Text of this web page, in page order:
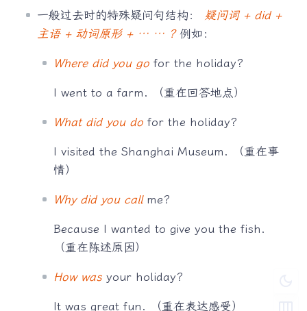
一般过去时的特殊疑问句结构： 疑问词 + did +
主语 + 动词原形 + … … ?例如：
Where did you go for the holiday?
I went to a farm. （重在回答地点）
What did you do for the holiday?
I visited the Shanghai Museum. （重在事
情）
Why did you callme?
Because I wanted to give you the fish.
（重在陈述原因）
How was your holiday?
It was great fun. （重在表达感受）